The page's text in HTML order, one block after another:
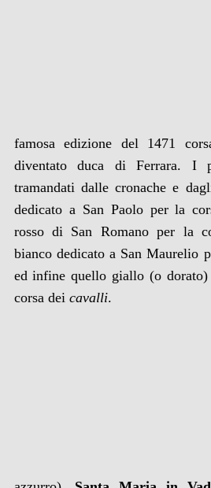
famosa edizione del 1471
diventato duca di Ferrara. I
tramandati dalle cronache e
dedicato a San Paolo per la
rosso di San Romano per la
bianco dedicato a San Maurelio
ed infine quello giallo (o
corsa dei cavalli.